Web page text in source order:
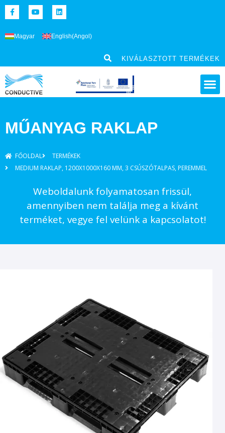
Magyar English(Angol )
KIVÁLASZTOTT TERMÉKEK
MŰANYAG RAKLAP
FŐOLDAL
TERMÉKEK
MEDIUM RAKLAP, 1200X1000X160 MM, 3 CSÚSZÓTALPAS, PEREMMEL
Weboldalunk folyamatosan frissül,
amennyiben nem találja meg a kívánt
terméket, vegye fel velünk a kapcsolatot!